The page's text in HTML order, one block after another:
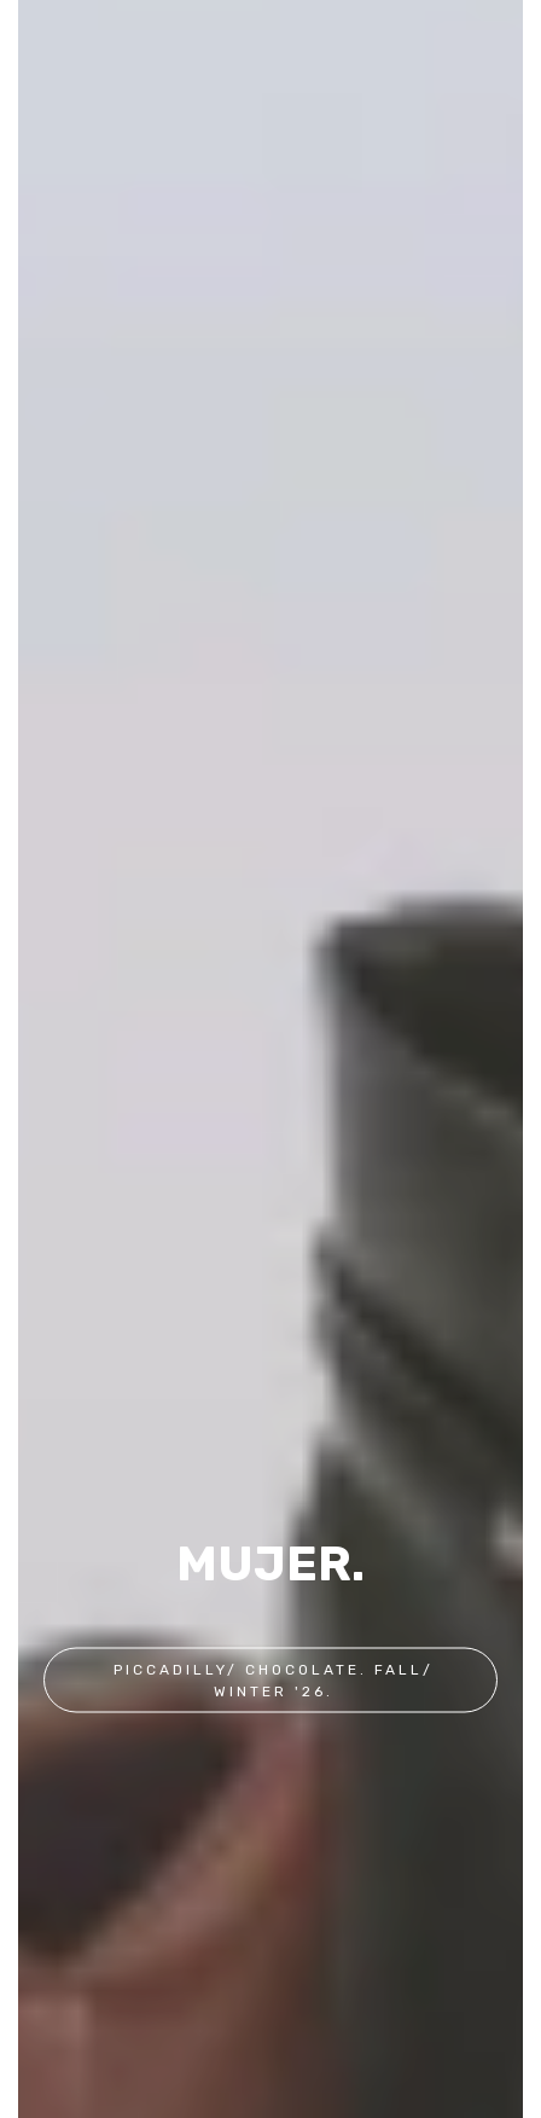
MUJER.
PICCADILLY/ CHOCOLATE. FALL/
WINTER '26.